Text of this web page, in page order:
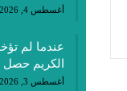
أغسطس 4, 2026
عندما لم
الكريم حصل
أغسطس 3, 2026